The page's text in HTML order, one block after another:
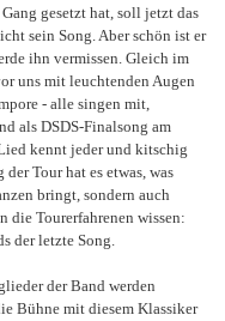
gesetzt hat, soll jetzt das
sein Song. Aber schön ist er
ihn vermissen. Gleich im
uns mit leuchtenden Augen
- alle singen mit,
als DSDS-Finalsong am
kennt jeder und kitschig
Tour hat es etwas, was
bringt, sondern auch
die Tourerfahrenen wissen:
der letzte Song.
der Band werden
Bühne mit diesem Klassiker